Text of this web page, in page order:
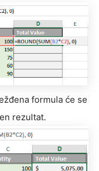
formula će se
rezultat.